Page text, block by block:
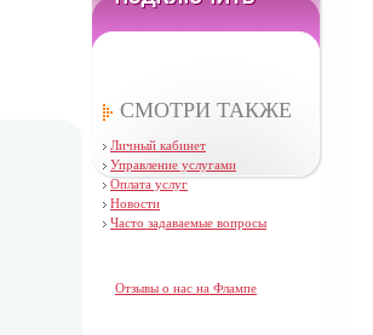
СМОТРИ ТАКЖЕ
Личный кабинет
Управление услугами
Оплата услуг
Новости
Часто задаваемые вопросы
Отзывы о нас на Флампе